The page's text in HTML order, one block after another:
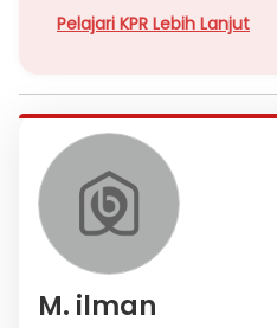
Pelajari KPR Lebih Lanjut
M. ilman